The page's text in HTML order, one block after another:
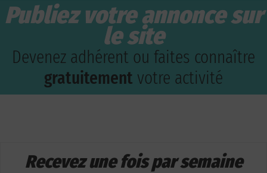
Publiez votre annonce sur
le site
Devenez adhérent ou faites connaître
gratuitement votre activité
Recevez une fois par semaine